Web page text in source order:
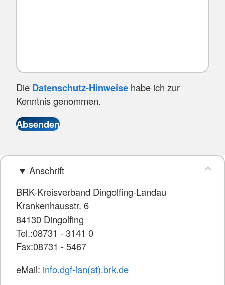
Die Datenschutz-Hinweise habe ich zur
Kenntnis genommen.
Anschrift
BRK-Kreisverband Dingolfing-Landau
Krankenhausstr. 6
84130 Dingolfing
Tel.:08731 - 3141 0
Fax:08731 - 5467
eMail: info.dgf-lan(at).brk.de